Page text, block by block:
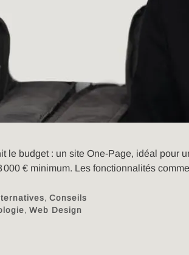
le budget : un site One-Page, idéal pour
000 € minimum. Les fonctionnalités
,Conseils
,Web Design